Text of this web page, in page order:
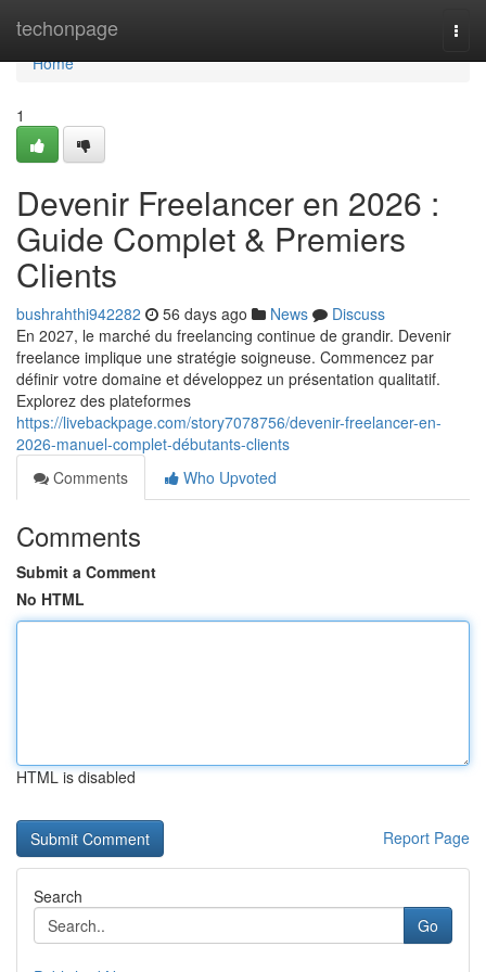
techonpage
Home
Home
1
Devenir Freelancer en 2026 :
Guide Complet & Premiers
Clients
bushrahthi942282 56 days ago News
Discuss
En 2027, le marché du freelancing continue de grandir. Devenir
freelance implique une stratégie soigneuse. Commencez par
définir votre domaine et développez un présentation qualitatif.
Explorez des plateformes
https://livebackpage.com/story7078756/devenir-freelancer-en-
2026-manuel-complet-débutants-clients
Comments
Who Upvoted
Comments
Submit a Comment
No HTML
HTML is disabled
Report Page
Search
Go